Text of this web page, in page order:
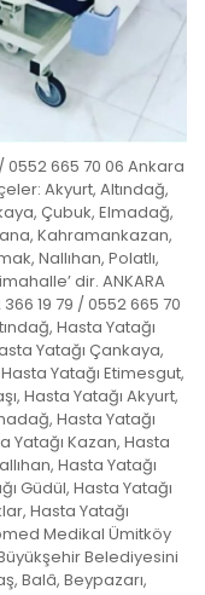
665 70 06 Ankara
Akyurt, Altındağ,
Çubuk, Elmadağ,
Kahramankazan,
Nallıhan, Polatlı,
dir. ANKARA
366 19 79 / 0552 665 70
Hasta Yatağı
Yatağı Çankaya,
Yatağı Etimesgut,
Hasta Yatağı Akyurt,
Hasta Yatağı
Yatağı Kazan, Hasta
Hasta Yatağı
Güdül, Hasta Yatağı
Hasta Yatağı
Medikal Ümitköy
Belediyesini
Balâ, Beypazarı,